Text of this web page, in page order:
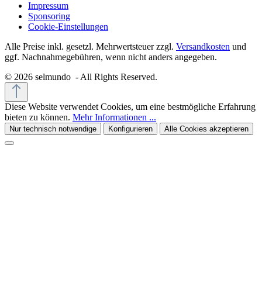
Impressum
Sponsoring
Cookie-Einstellungen
Alle Preise inkl. gesetzl. Mehrwertsteuer zzgl. Versandkosten und
ggf. Nachnahmegebühren, wenn nicht anders angegeben.
© 2026 selmundo - All Rights Reserved.
Diese Website verwendet Cookies, um eine bestmögliche Erfahrung
bieten zu können. Mehr Informationen ...
Nur technisch notwendige Konfigurieren Alle Cookies akzeptieren